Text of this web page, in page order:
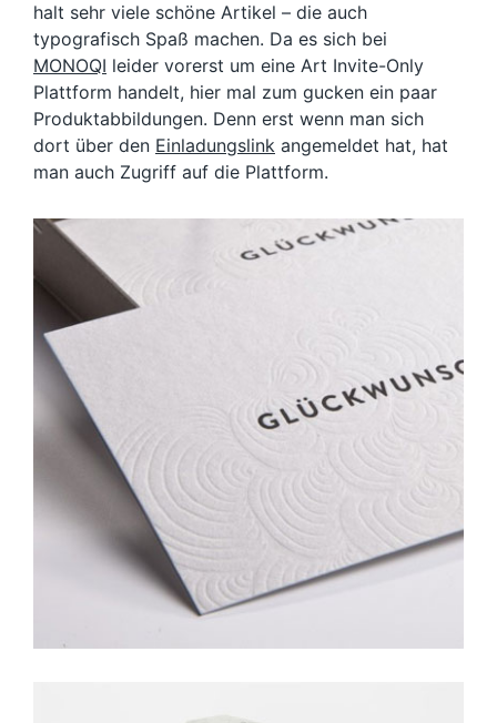
halt sehr viele schöne Artikel – die auch
typografisch Spaß machen. Da es sich bei
MONOQI leider vorerst um eine Art Invite-Only
Plattform handelt, hier mal zum gucken ein paar
Produktabbildungen. Denn erst wenn man sich
dort über den Einladungslink angemeldet hat, hat
man auch Zugriff auf die Plattform.